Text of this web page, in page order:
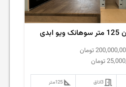
تومان
تومان
3اتاق 125متر